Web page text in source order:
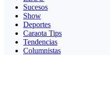
Sucesos
Show
Deportes
Caraota Tips
Tendencias
Columnistas